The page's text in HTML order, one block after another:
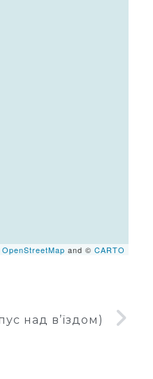
OpenStreetMap and © CARTO
над в’їздом)